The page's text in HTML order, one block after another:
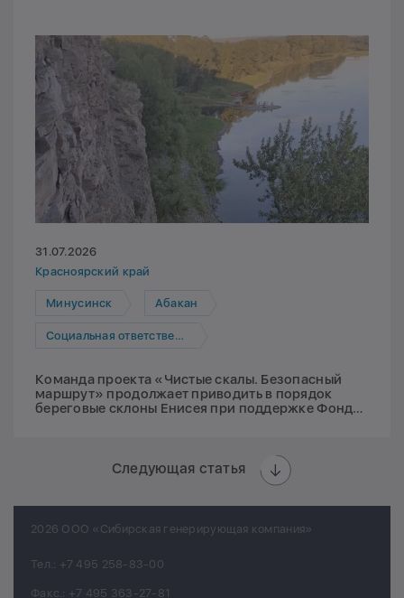
31.07.2026
Красноярский край
Минусинск Абакан
Социальная ответственность
Команда проекта «Чистые скалы. Безопасный
маршрут» продолжает приводить в порядок
береговые склоны Енисея при поддержке Фонда
Следующая статья
2026 ООО «Сибирская генерирующая компания»
Тел.: +7 495 258-83-00
Факс.: +7 495 363-27-81